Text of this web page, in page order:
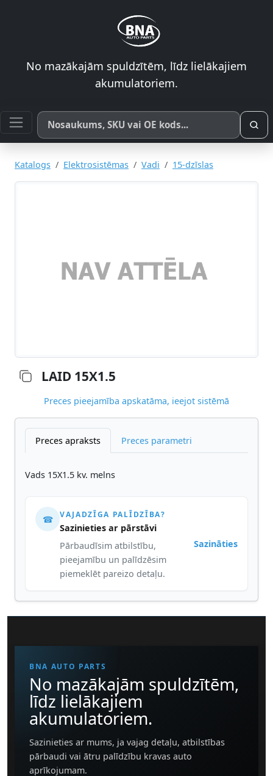
No mazākajām spuldzītēm, līdz lielākajiem
akumulatoriem.
Meklēt pēc produkta nosaukuma, SKU vai OE koda
Katalogs Elektrosistēmas Vadi 15-dzīslas
LAID 15X1.5
Preces pieejamība apskatāma, ieejot sistēmā
Preces apraksts Preces parametri
Vads 15X1.5 kv. melns
☎ VAJADZĪGA PALĪDZĪBA?
Sazinieties ar pārstāvi
Pārbaudīsim atbilstību,
pieejamību un palīdzēsim
piemeklēt pareizo detaļu.
Sazināties
BNA AUTO PARTS
No mazākajām spuldzītēm,
līdz lielākajiem
akumulatoriem.
Sazinieties ar mums, ja vajag detaļu, atbilstības
pārbaudi vai ātru palīdzību kravas auto
aprīkojumam.